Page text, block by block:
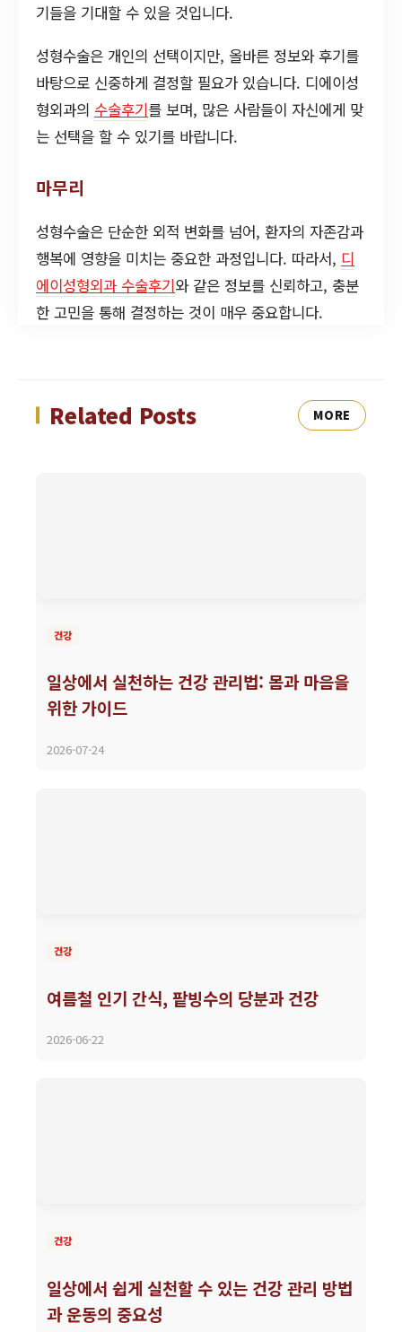
기들을 기대할 수 있을 것입니다.
성형수술은 개인의 선택이지만, 올바른 정보와 후기를
바탕으로 신중하게 결정할 필요가 있습니다. 디에이성
형외과의 수술후기를 보며, 많은 사람들이 자신에게 맞
는 선택을 할 수 있기를 바랍니다.
마무리
성형수술은 단순한 외적 변화를 넘어, 환자의 자존감과
행복에 영향을 미치는 중요한 과정입니다. 따라서, 디
에이성형외과 수술후기와 같은 정보를 신뢰하고, 충분
한 고민을 통해 결정하는 것이 매우 중요합니다.
Related Posts MORE
건강
일상에서 실천하는 건강 관리법: 몸과 마음을
위한 가이드
2026-07-24
건강
여름철 인기 간식, 팥빙수의 당분과 건강
2026-06-22
건강
일상에서 쉽게 실천할 수 있는 건강 관리 방법
과 운동의 중요성